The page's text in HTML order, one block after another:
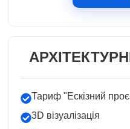
Тариф "Ескізний
3D візуалізація